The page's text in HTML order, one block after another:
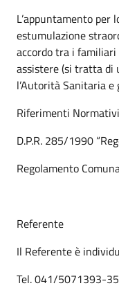
L’appuntamento per
estumulazione
accordo tra i
assistere (si tratta di
l’Autorità Sanitaria
Riferimenti Normativi
D.P.R. 285/1990
Regolamento
Referente
Il Referente è
Tel. 041/5071393-